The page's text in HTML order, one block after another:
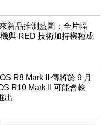
新品推測藍圖：全片幅
與 RED 技術加持機種成
R8 Mark II 傳將於 9 月
R10 Mark II 可能會較
出